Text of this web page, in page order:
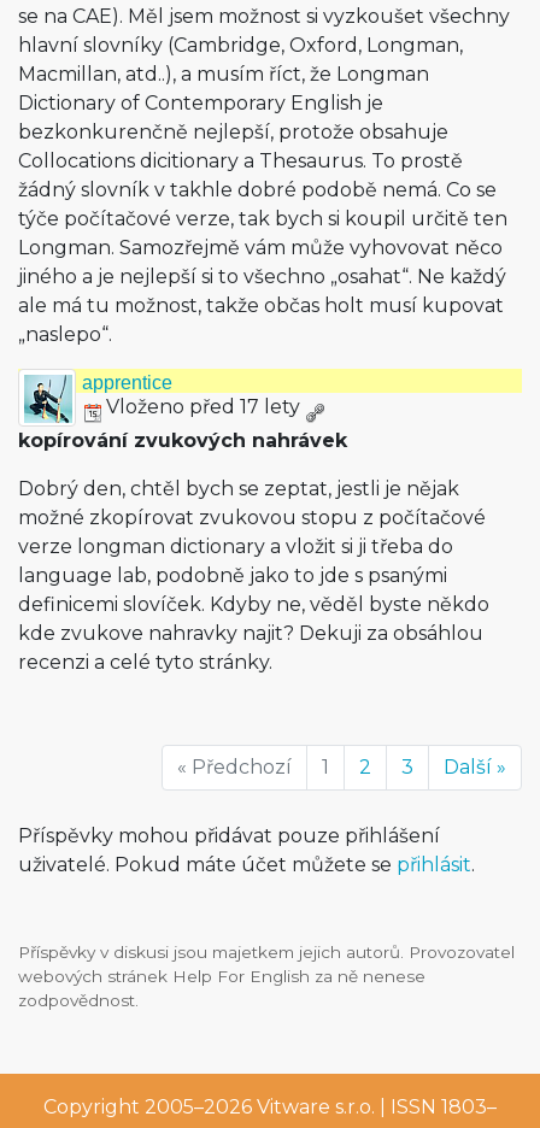
se na CAE). Měl jsem možnost si vyzkoušet všechny
hlavní slovníky (Cambridge, Oxford, Longman,
Macmillan, atd..), a musím říct, že Longman
Dictionary of Contemporary English je
bezkonkurenčně nejlepší, protože obsahuje
Collocations dicitionary a Thesaurus. To prostě
žádný slovník v takhle dobré podobě nemá. Co se
týče počítačové verze, tak bych si koupil určitě ten
Longman. Samozřejmě vám může vyhovovat něco
jiného a je nejlepší si to všechno „osahat“. Ne každý
ale má tu možnost, takže občas holt musí kupovat
„naslepo“.
apprentice
Vloženo před 17 lety
kopírování zvukových nahrávek
Dobrý den, chtěl bych se zeptat, jestli je nějak
možné zkopírovat zvukovou stopu z počítačové
verze longman dictionary a vložit si ji třeba do
language lab, podobně jako to jde s psanými
definicemi slovíček. Kdyby ne, věděl byste někdo
kde zvukove nahravky najit? Dekuji za obsáhlou
recenzi a celé tyto stránky.
« Předchozí 1 2 3 Další »
Příspěvky mohou přidávat pouze přihlášení
uživatelé. Pokud máte účet můžete se přihlásit.
Příspěvky v diskusi jsou majetkem jejich autorů. Provozovatel
webových stránek Help For English za ně nenese
zodpovědnost.
Copyright 2005–2026 Vitware s.r.o. | ISSN 1803–